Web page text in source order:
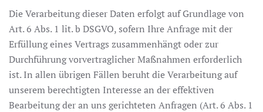
Die Verarbeitung dieser Daten erfolgt auf Grundlage von
Art. 6 Abs. 1 lit. b DSGVO, sofern Ihre Anfrage mit der
Erfüllung eines Vertrags zusammenhängt oder zur
Durchführung vorvertraglicher Maßnahmen erforderlich
ist. In allen übrigen Fällen beruht die Verarbeitung auf
unserem berechtigten Interesse an der effektiven
Bearbeitung der an uns gerichteten Anfragen (Art. 6 Abs. 1